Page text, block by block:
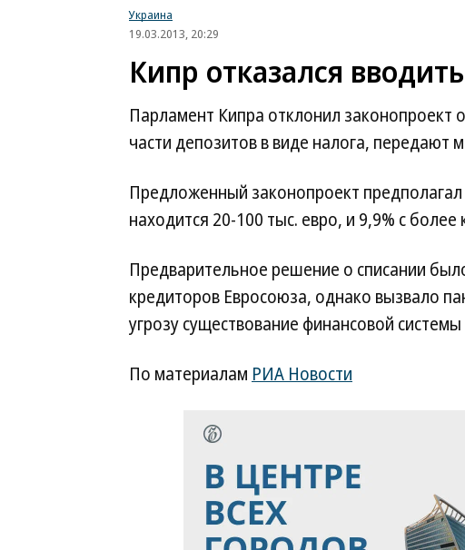
Украина
19.03.2013, 20:29
Кипр отказался
Парламент Кипра отклонил законопроект
части депозитов в виде налога, передают
Предложенный законопроект
находится 20-100 тыс. евро, и 9,9% с более
Предварительное решение о списании
кредиторов Евросоюза, однако вызвало
угрозу существование финансовой
По материалам РИА Новости